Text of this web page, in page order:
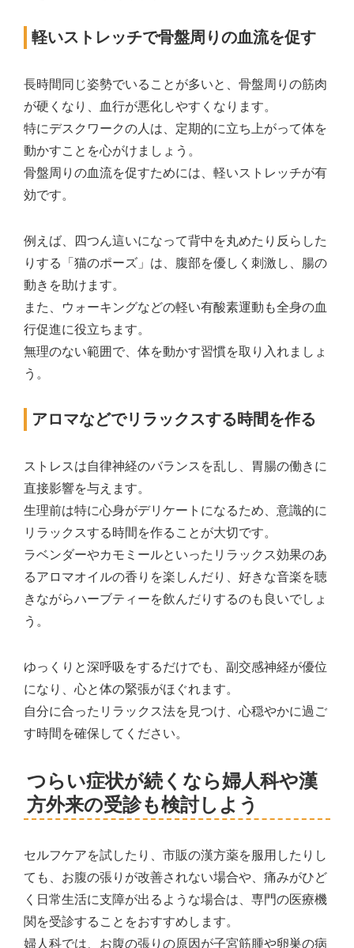
軽いストレッチで骨盤周りの血流を促す
長時間同じ姿勢でいることが多いと、骨盤周りの筋肉
が硬くなり、血行が悪化しやすくなります。
特にデスクワークの人は、定期的に立ち上がって体を
動かすことを心がけましょう。
骨盤周りの血流を促すためには、軽いストレッチが有
効です。
例えば、四つん這いになって背中を丸めたり反らした
りする「猫のポーズ」は、腹部を優しく刺激し、腸の
動きを助けます。
また、ウォーキングなどの軽い有酸素運動も全身の血
行促進に役立ちます。
無理のない範囲で、体を動かす習慣を取り入れましょ
う。
アロマなどでリラックスする時間を作る
ストレスは自律神経のバランスを乱し、胃腸の働きに
直接影響を与えます。
生理前は特に心身がデリケートになるため、意識的に
リラックスする時間を作ることが大切です。
ラベンダーやカモミールといったリラックス効果のあ
るアロマオイルの香りを楽しんだり、好きな音楽を聴
きながらハーブティーを飲んだりするのも良いでしょ
う。
ゆっくりと深呼吸をするだけでも、副交感神経が優位
になり、心と体の緊張がほぐれます。
自分に合ったリラックス法を見つけ、心穏やかに過ご
す時間を確保してください。
つらい症状が続くなら婦人科や漢
方外来の受診も検討しよう
セルフケアを試したり、市販の漢方薬を服用したりし
ても、お腹の張りが改善されない場合や、痛みがひど
く日常生活に支障が出るような場合は、専門の医療機
関を受診することをおすすめします。
婦人科では、お腹の張りの原因が子宮筋腫や卵巣の病